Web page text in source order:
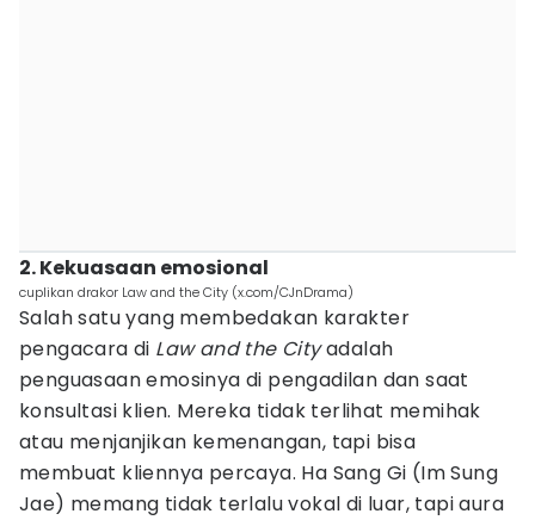
2. Kekuasaan emosional
cuplikan drakor Law and the City (x.com/CJnDrama)
Salah satu yang membedakan karakter
pengacara di Law and the Cityadalah
penguasaan emosinya di pengadilan dan saat
konsultasi klien. Mereka tidak terlihat memihak
atau menjanjikan kemenangan, tapi bisa
membuat kliennya percaya. Ha Sang Gi (Im Sung
Jae) memang tidak terlalu vokal di luar, tapi aura